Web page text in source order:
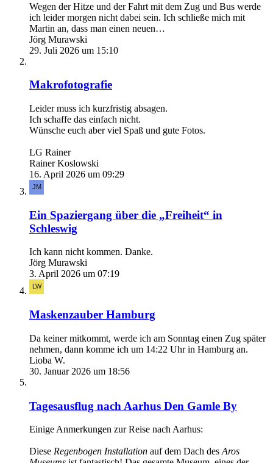
Wegen der Hitze und der Fahrt mit dem Zug und Bus werde
ich leider morgen nicht dabei sein. Ich schließe mich mit
Martin an, dass man einen neuen…
Jörg Murawski
29. Juli 2026 um 15:10
Makrofotografie
Leider muss ich kurzfristig absagen.
Ich schaffe das einfach nicht.
Wünsche euch aber viel Spaß und gute Fotos.
LG Rainer
Rainer Koslowski
16. April 2026 um 09:29
Ein Spaziergang über die „Freiheit“ in
Schleswig
Ich kann nicht kommen. Danke.
Jörg Murawski
3. April 2026 um 07:19
Maskenzauber Hamburg
Da keiner mitkommt, werde ich am Sonntag einen Zug später
nehmen, dann komme ich um 14:22 Uhr in Hamburg an.
Lioba W.
30. Januar 2026 um 18:56
Tagesausflug nach Aarhus Den Gamle By
Einige Anmerkungen zur Reise nach Aarhus:
Diese Regenbogen Installation auf dem Dach des Aros